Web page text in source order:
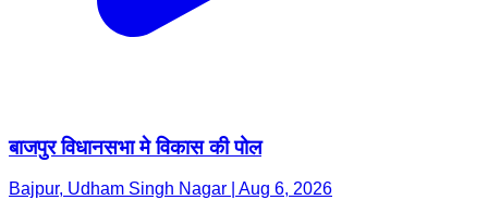
बाजपुर विधानसभा मे विकास की पोल
Bajpur, Udham Singh Nagar | Aug 6, 2026